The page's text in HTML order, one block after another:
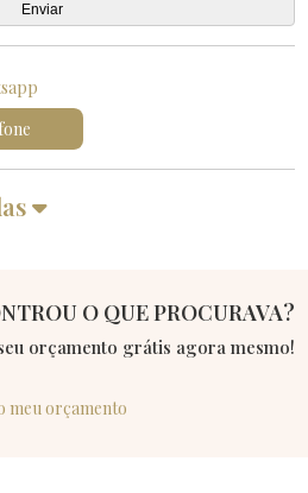
O QUE PROCURAVA?
orçamento grátis agora mesmo!
meu orçamento